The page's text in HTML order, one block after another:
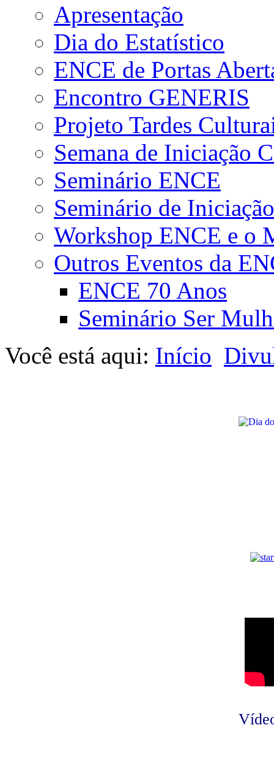
Apresentação
Dia do Estatístico
ENCE de Portas
Encontro GENERIS
Projeto Tardes
Semana de Iniciação
Seminário ENCE
Seminário de
Workshop ENCE e o
Outros Eventos da
ENCE 70 Anos
Seminário Ser
Você está aqui: Início